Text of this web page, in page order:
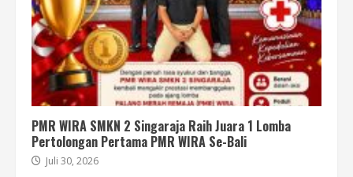
PMR WIRA SMKN 2 Singaraja Raih Juara 1 Lomba
Pertolongan Pertama PMR WIRA Se-Bali
Juli 30, 2026